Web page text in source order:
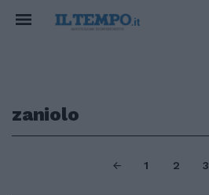
zaniolo
1 2 3